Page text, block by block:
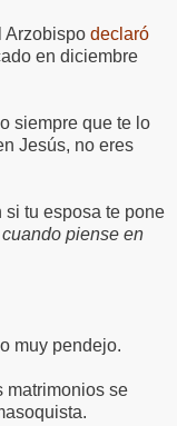
Arzobispo declaró
en diciembre
siempre que te lo
Jesús, no eres
si tu esposa te pone
piense en
muy pendejo.
matrimonios se